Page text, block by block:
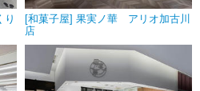
り
[和菓子屋] 果実ノ華 アリオ加古川
店